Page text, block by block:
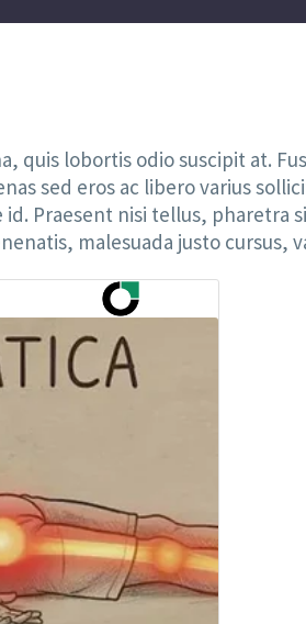
lobortis odio suscipit at.
sed eros ac libero varius
Praesent nisi tellus, pharetra
malesuada justo cursus,